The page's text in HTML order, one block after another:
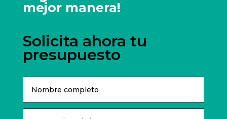
mejor manera!
Solicita ahora tu
presupuesto